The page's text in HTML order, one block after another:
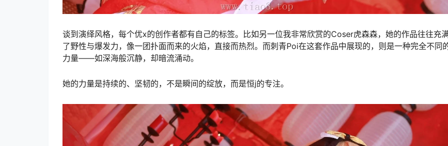
谈到演绎风格，每个优x的创作者都有自己的标签。比如另一位我非常欣赏的Coser虎森森，她的作品往往充
了野性与爆发力，像一团扑面而来的火焰，直接而热烈。而刺青Poi在这套作品中展现的，则是一种完全不同
力量——如深海般沉静，却暗流涌动。
她的力量是持续的、坚韧的，不是瞬间的绽放，而是恒j的专注。